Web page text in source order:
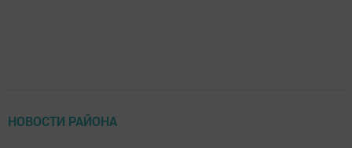
НОВОСТИ РАЙОНА